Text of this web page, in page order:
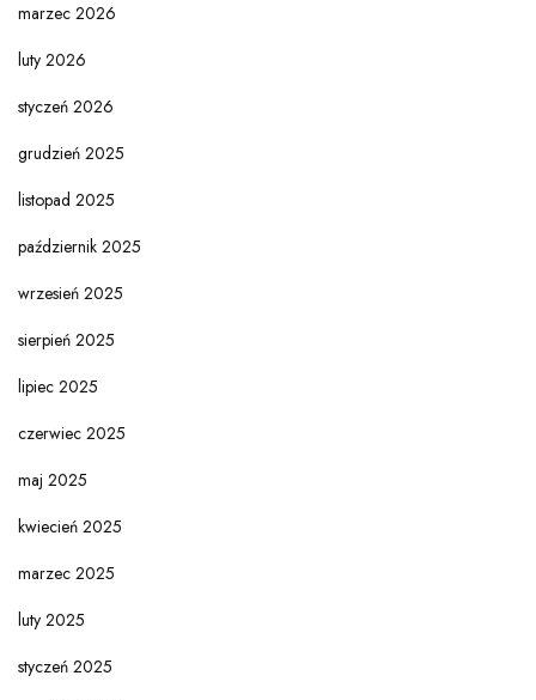
marzec 2026
luty 2026
styczeń 2026
grudzień 2025
listopad 2025
październik 2025
wrzesień 2025
sierpień 2025
lipiec 2025
czerwiec 2025
maj 2025
kwiecień 2025
marzec 2025
luty 2025
styczeń 2025